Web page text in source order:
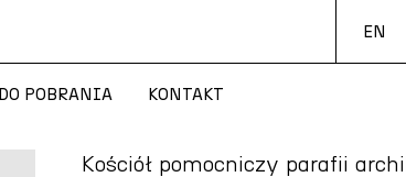
EN
DO POBRANIA
KONTAKT
Kościół pomocniczy parafii